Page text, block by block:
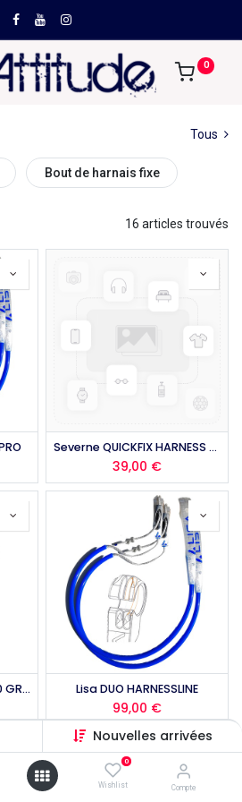
Nouvelles arrivées
0
Wishlist Compte
0
Tous
Bout de harnais fixe
16 articles trouvés
Severne QUICKFIX HARNESS LINE
39,00 €
Duotone VARIO RACE 2.0 GREY 2025 Lisa DUO HARNESSLINE
99,00 €